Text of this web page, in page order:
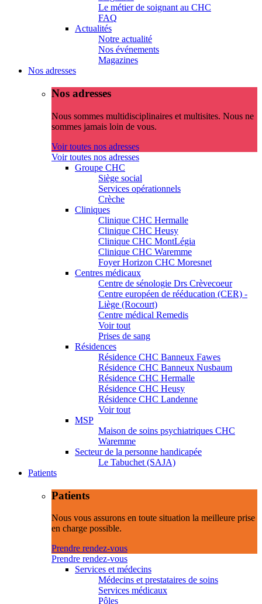
Le métier de soignant au CHC
FAQ
Actualités
Notre actualité
Nos événements
Magazines
Nos adresses
Nos adresses
Nous sommes multidisciplinaires et multisites. Nous ne
sommes jamais loin de vous.
Voir toutes nos adresses
Voir toutes nos adresses
Groupe CHC
Siège social
Services opérationnels
Crèche
Cliniques
Clinique CHC Hermalle
Clinique CHC Heusy
Clinique CHC MontLégia
Clinique CHC Waremme
Foyer Horizon CHC Moresnet
Centres médicaux
Centre de sénologie Drs Crèvecoeur
Centre européen de rééducation (CER) -
Liège (Rocourt)
Centre médical Remedis
Voir tout
Prises de sang
Résidences
Résidence CHC Banneux Fawes
Résidence CHC Banneux Nusbaum
Résidence CHC Hermalle
Résidence CHC Heusy
Résidence CHC Landenne
Voir tout
MSP
Maison de soins psychiatriques CHC
Waremme
Secteur de la personne handicapée
Le Tabuchet (SAJA)
Patients
Patients
Nous vous assurons en toute situation la meilleure prise
en charge possible.
Prendre rendez-vous
Prendre rendez-vous
Services et médecins
Médecins et prestataires de soins
Services médicaux
Pôles